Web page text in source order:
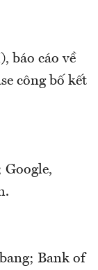
báo cáo về
công bố kết
Google,
Bank of